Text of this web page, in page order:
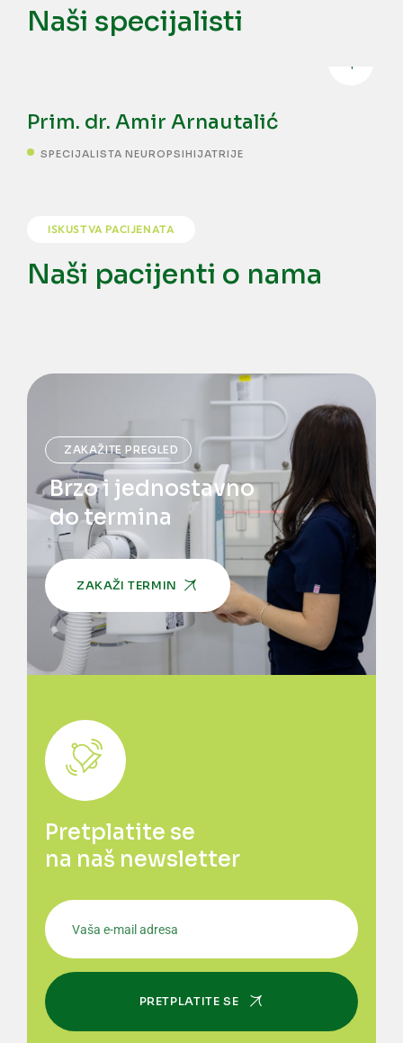
Naši specijalisti
SPECIJALISTA NEUROPSIHIJATRIJE
Prim. dr. Amir Arnautalić
ISKUSTVA PACIJENATA
Naši pacijenti o nama
ZAKAŽITE PREGLED
Brzo i jednostavno
do termina
ZAKAŽI TERMIN
Pretplatite se
na naš newsletter
PRETPLATITE SE